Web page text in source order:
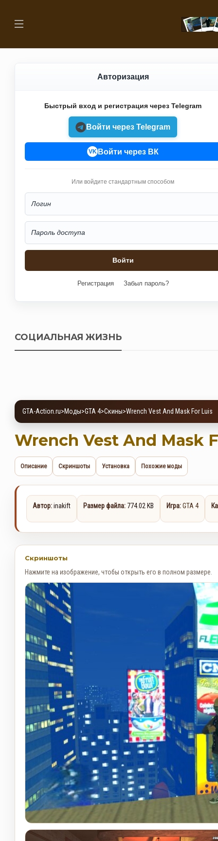
Авторизация
Быстрый вход и регистрация через Telegram
Войти через Telegram
VK Войти через ВК
Или войдите стандартным способом
Регистрация Забыл пароль?
СОЦИАЛЬНАЯ ЖИЗНЬ
GTA-Action.ru>Моды>GTA 4>Скины>Wrench Vest And Mask For Luis
Wrench Vest And Mask
Описание Скриншоты Установка Похожие моды
Автор:inakift Размер файла: 774.02 KB Игра:GTA 4
Скриншоты
Нажмите на изображение, чтобы открыть его в полном размере.